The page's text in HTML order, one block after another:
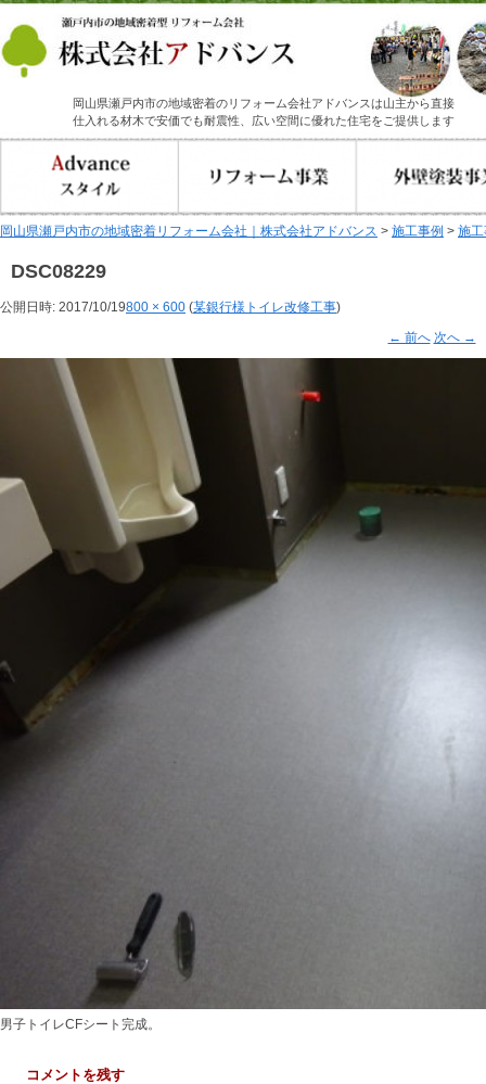
岡山県瀬戸内市の地域密着のリフォーム会社アドバンスは山主から直接
仕入れる材木で安価でも耐震性、広い空間に優れた住宅をご提供します
岡山県瀬戸内市の地域密着リフォーム会社｜株式会社アドバンス > 施工事例 > 施
DSC08229
公開日時: 2017/10/19800 × 600 (某銀行様トイレ改修工事)
← 前へ 次へ →
男子トイレCFシート完成。
コメントを残す